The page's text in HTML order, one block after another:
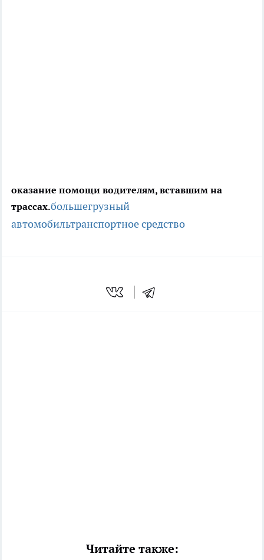
оказание помощи водителям, вставшим на
трассах.большегрузный
автомобильтранспортное средство
Читайте также: